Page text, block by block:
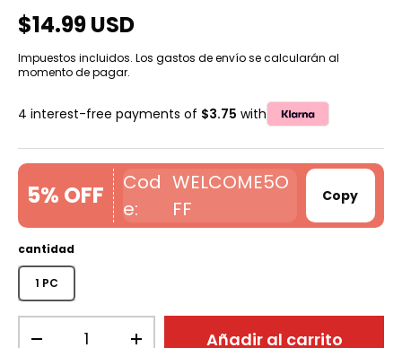
$14.99 USD
Impuestos incluidos. Los gastos de envíose calcularán al
momento de pagar.
4 interest-free payments of $3.75 with
5% OFF
WELCOME5O
FF
Copy
cantidad
1 PC
Añadir al carrito